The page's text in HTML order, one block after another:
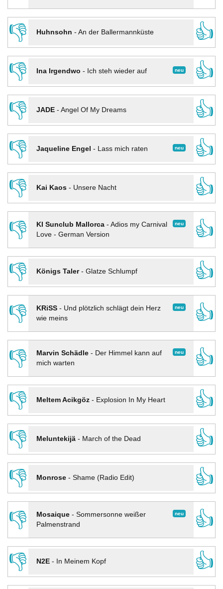
👎
Huhnsohn - An der Ballermannküste
👍
👎
neu
Ina Irgendwo - Ich steh wieder auf
👍
👎
JADE- Angel Of My Dreams
👍
👎
neu
Jaqueline Engel - Lass mich raten
👍
👎
Kai Kaos- Unsere Nacht
👍
👎
neu
KI Sunclub Mallorca- Adios my Carnival
Love - German Version
👍
👎
Königs Taler- Glatze Schlumpf
👍
👎
neu
KRiSS- Und plötzlich schlägt dein Herz
wie meins
👍
👎 neu
Marvin Schädle- Der Himmel kann auf
mich warten
👍
👎
Meltem Acikgöz- Explosion In My Heart
👍
👎
Meluntekijä- March of the Dead
👍
👎
Monrose- Shame (Radio Edit)
👍
👎
neu
Mosaique- Sommersonne weißer
Palmenstrand
👍
👎
N2E- In Meinem Kopf
👍